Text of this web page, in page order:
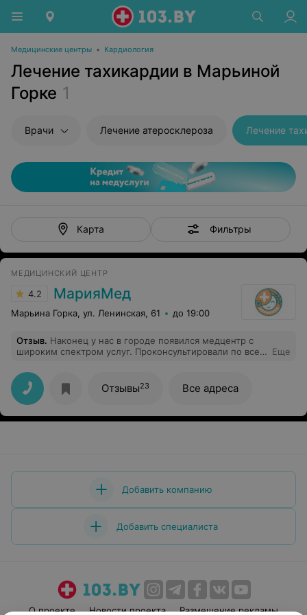
Медицинские центры • Кардиология
Лечение тахикардии в Марьиной
Горке 1
Врачи Лечение атеросклероза Лечение
Карта Фильтры
МЕДИЦИНСКИЙ ЦЕНТР
4.2 МарияМед
Марьина Горка, ул. Ленинская, 61 до 19:00
Отзыв. Наконец у нас в городе появился медцентр с
широким спектром услуг. Проконсультировали по всем
Еще
Отзывы23 Все адреса
Добавить компанию
Добавить специалиста
О проекте Новости проекта Размещение рекламы